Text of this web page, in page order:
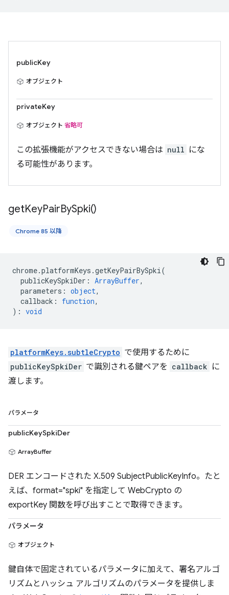
publicKey
オブジェクト
privateKey
オブジェクト 省略可
この拡張機能がアクセスできない場合は null にな
る可能性があります。
getKeyPairBySpki()
Chrome 85 以降
chrome.platformKeys .getKeyPairBySpki(
publicKeySpkiDer : ArrayBuffer,
parameters : object,
callback : function,
) : void
platformKeys.subtleCrypto で使用するために
publicKeySpkiDer で識別される鍵ペアを callback に
渡します。
パラメータ
publicKeySpkiDer
ArrayBuffer
DER エンコードされた X.509 SubjectPublicKeyInfo。たと
えば、format="spki" を指定して WebCrypto の
exportKey 関数を呼び出すことで取得できます。
パラメータ
オブジェクト
鍵自体で固定されているパラメータに加えて、署名アルゴ
リズムとハッシュ アルゴリズムのパラメータを提供しま